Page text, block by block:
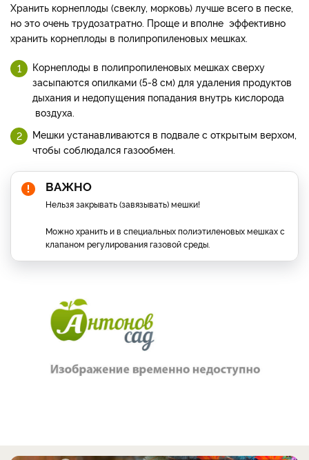
Хранить корнеплоды (свеклу, морковь) лучше всего в песке,
но это очень трудозатратно. Проще и вполне эффективно
хранить корнеплоды в полипропиленовых мешках.
Корнеплоды в полипропиленовых мешках сверху
засыпаются опилками (5-8 см) для удаления продуктов
дыхания и недопущения попадания внутрь кислорода
воздуха.
Мешки устанавливаются в подвале с открытым верхом,
чтобы соблюдался газообмен.
ВАЖНО
Нельзя закрывать (завязывать) мешки!
Можно хранить и в специальных полиэтиленовых мешках с
клапаном регулирования газовой среды.